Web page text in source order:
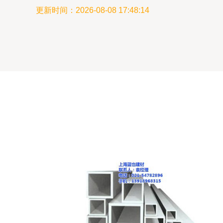
更新时间：2026-08-08 17:48:14